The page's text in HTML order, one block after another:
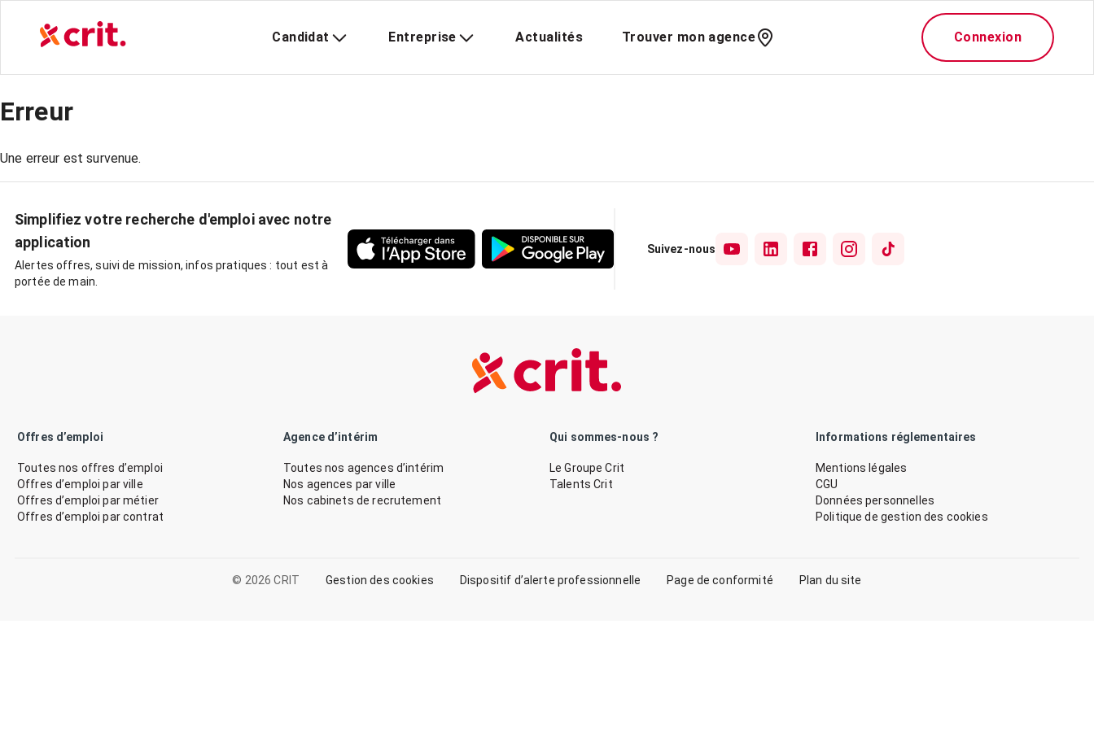
Candidat Entreprise Actualités Trouver mon agence Connexion
Erreur
Une erreur est survenue.
Simplifiez votre recherche d'emploi avec notre
application
Alertes offres, suivi de mission, infos pratiques : tout est à
portée de main.
Suivez-nous
Offres d’emploi
Toutes nos offres d’emploi
Offres d’emploi par ville
Offres d’emploi par métier
Offres d’emploi par contrat
Agence d’intérim
Toutes nos agences d’intérim
Nos agences par ville
Nos cabinets de recrutement
Qui sommes-nous ?
Le Groupe Crit
Talents Crit
Informations réglementaires
Mentions légales
CGU
Données personnelles
Politique de gestion des cookies
© 2026 CRIT Gestion des cookies Dispositif d’alerte professionnelle Page de conformité Plan du site